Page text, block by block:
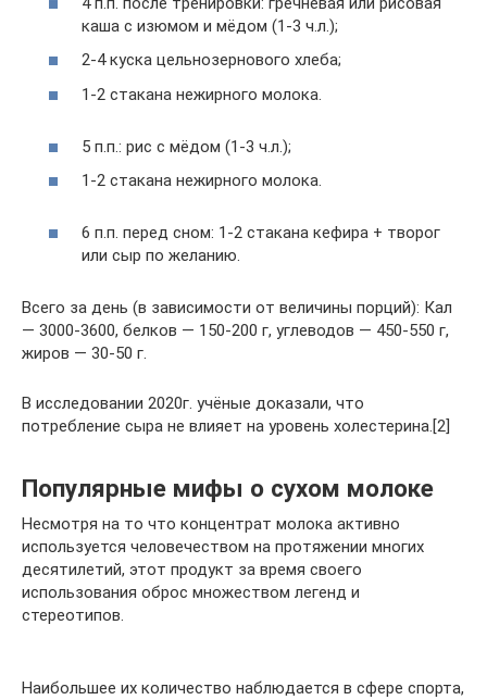
каша с изюмом и мёдом (1-3 ч.л.);
2-4 куска цельнозернового хлеба;
1-2 стакана нежирного молока.
5 п.п.: рис с мёдом (1-3 ч.л.);
1-2 стакана нежирного молока.
6 п.п. перед сном: 1-2 стакана кефира + творог
или сыр по желанию.
Всего за день (в зависимости от величины порций): Кал
— 3000-3600, белков — 150-200 г, углеводов — 450-550 г,
жиров — 30-50 г.
В исследовании 2020г. учёные доказали, что
потребление сыра не влияет на уровень холестерина.[2]
Популярные мифы о сухом молоке
Несмотря на то что концентрат молока активно
используется человечеством на протяжении многих
десятилетий, этот продукт за время своего
использования оброс множеством легенд и
стереотипов.
Наибольшее их количество наблюдается в сфере спорта,